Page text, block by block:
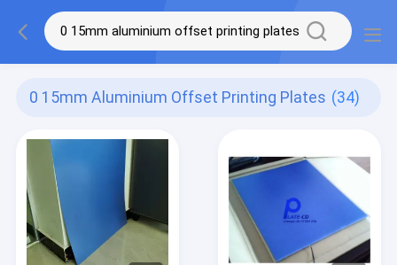
0 15mm Aluminium Offset Printing Plates (34)